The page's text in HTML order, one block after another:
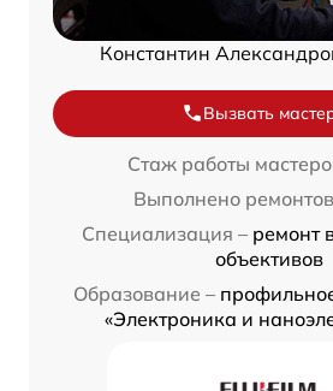
Константин
Вызвать
Стаж работы
Выполнено
Специализация – ремонт
объективов
Образование –
«Электроника и